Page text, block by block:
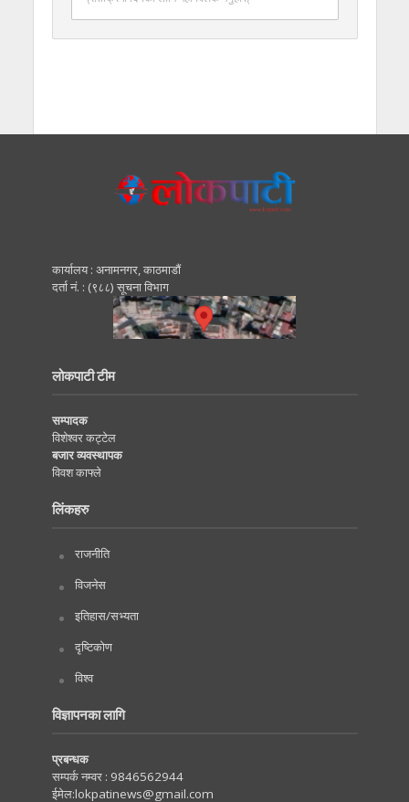
कार्यालय : अनामनगर, काठमाडाैं
दर्ता नं. : (९८८) सूचना विभाग
लोकपाटी टीम
सम्पादक
विशेश्वर कट्टेल
बजार व्यवस्थापक
विवश काफ्ले
लिंकहरु
राजनीति
विजनेस
इतिहास/सभ्यता
दृष्टिकोण
विश्व
विज्ञापनका लागि
प्रबन्धक
सम्पर्क नम्वर : 9846562944
ईमेल:lokpatinews@gmail.com